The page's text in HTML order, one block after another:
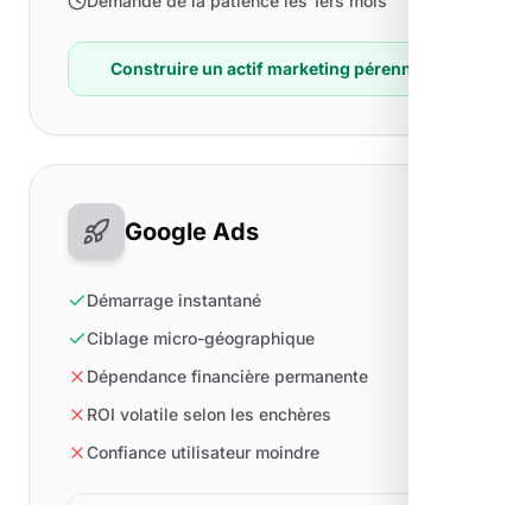
Construire un actif marketing pérenne
Google Ads
Démarrage instantané
Ciblage micro-géographique
Dépendance financière permanente
ROI volatile selon les enchères
Confiance utilisateur moindre